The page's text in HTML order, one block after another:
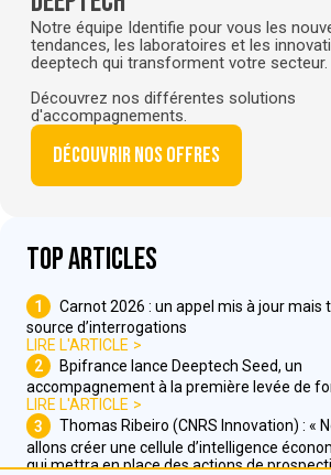
Notre équipe Identifie pour vous les
tendances, les laboratoires et les
deeptech qui transforment votre secteur.
Découvrez nos différentes solutions
d'accompagnements.
Découvrir nos offres
Top articles
1
Carnot 2026 : un appel mis à jour mais
source d’interrogations
LIRE L'ARTICLE
2
Bpifrance lance Deeptech Seed, un
accompagnement à la première levée de
LIRE L'ARTICLE
3
Thomas Ribeiro (CNRS Innovation) : «
allons créer une cellule d’intelligence
qui mettra en place des actions de